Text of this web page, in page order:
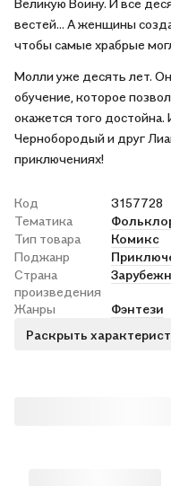
Великую Воину. И все
вестей... А женщины
чтобы самые храбрые
Молли уже десять лет.
обучение, которое
окажется того
Чернобородый и друг
приключениях!
Код
3157728
Тематика
Тип товара
Комикс
Поджанр
Страна
произведения
Жанры
Фэнтези
Раскрыть